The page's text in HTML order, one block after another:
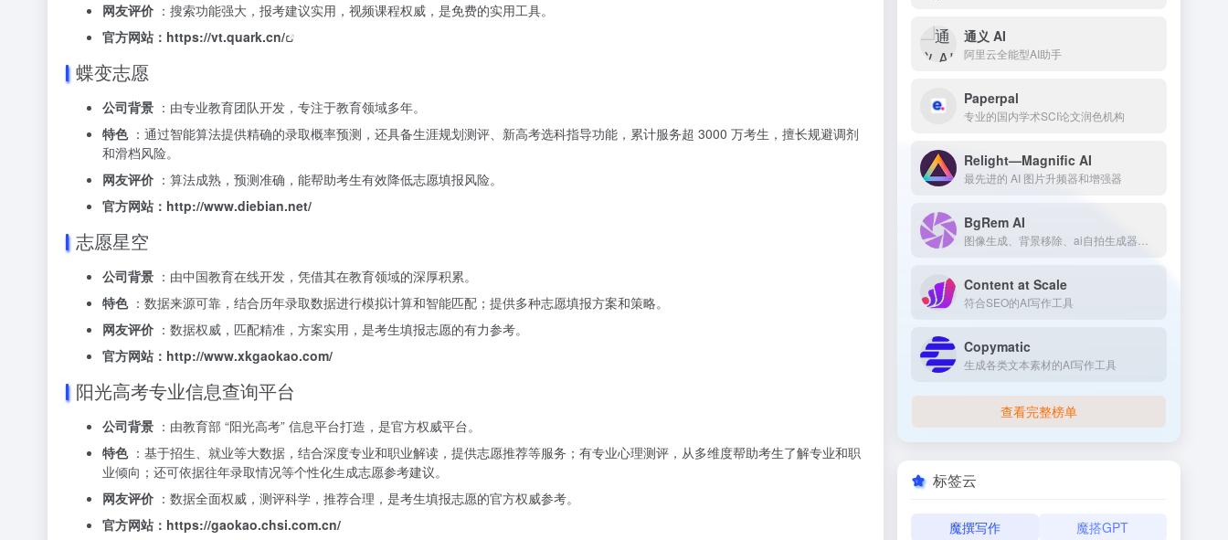
网友评价 ：搜索功能强大，报考建议实用，视频课程权威，是免费的实用工具。
官方网站： https://vt.quark.cn/
蝶变志愿
公司背景 ：由专业教育团队开发，专注于教育领域多年。
特色：通过智能算法提供精确的录取概率预测，还具备生涯规划测评、新高考选科指导功能，累计服务超 3000 万考生，擅长规避调剂
和滑档风险。
网友评价 ：算法成熟，预测准确，能帮助考生有效降低志愿填报风险。
官方网站：http://www.diebian.net/
志愿星空
公司背景 ：由中国教育在线开发，凭借其在教育领域的深厚积累。
特色：数据来源可靠，结合历年录取数据进行模拟计算和智能匹配；提供多种志愿填报方案和策略。
网友评价 ：数据权威，匹配精准，方案实用，是考生填报志愿的有力参考。
官方网站：http://www.xkgaokao.com/
阳光高考专业信息查询平台
公司背景 ：由教育部 “阳光高考” 信息平台打造，是官方权威平台。
特色：基于招生、就业等大数据，结合深度专业和职业解读，提供志愿推荐等服务；有专业心理测评，从多维度帮助考生了解专业和职
业倾向；还可依据往年录取情况等个性化生成志愿参考建议。
网友评价 ：数据全面权威，测评科学，推荐合理，是考生填报志愿的官方权威参考。
官方网站：https://gaokao.chsi.com.cn/
通义 AI
阿里云全能型AI助手
Paperpal
专业的国内学术SCI论文润色机构
Relight—Magnific AI
最先进的 AI 图片升频器和增强器
BgRem AI
Content at Scale
符合SEO的AI写作工具
Copymatic
生成各类文本素材的AI写作工具
查看完整榜单
标签云
魔撰写作 魔搭GPT